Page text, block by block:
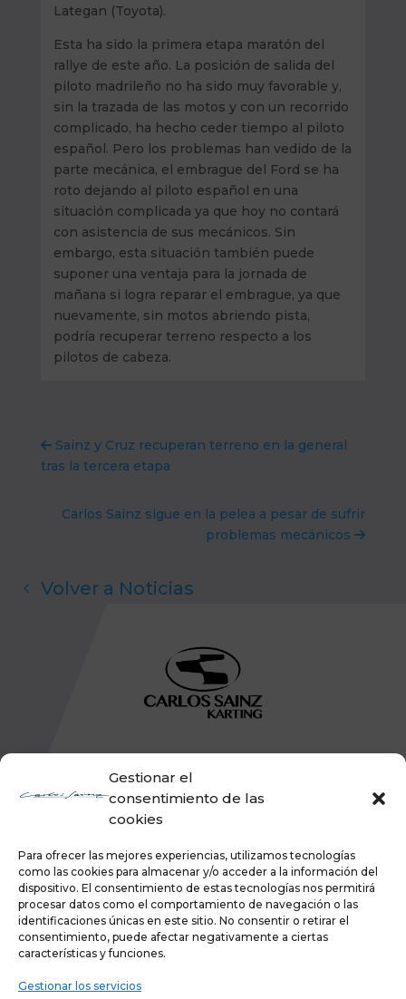
Gestionar el
consentimiento de las
cookies
Para ofrecer las mejores experiencias, utilizamos tecnologías
como las cookies para almacenar y/o acceder a la información del
dispositivo. El consentimiento de estas tecnologías nos permitirá
procesar datos como el comportamiento de navegación o las
identificaciones únicas en este sitio. No consentir o retirar el
consentimiento, puede afectar negativamente a ciertas
características y funciones.
Gestionar los servicios
Lategan (Toyota).
Esta ha sido la primera etapa maratón del
rallye de este año. La posición de salida del
piloto madrileño no ha sido muy favorable y,
sin la trazada de las motos y con un recorrido
complicado, ha hecho ceder tiempo al piloto
español. Pero los problemas han vedido de la
parte mecánica, el embrague del Ford se ha
roto dejando al piloto español en una
situación complicada ya que hoy no contará
con asistencia de sus mecánicos. Sin
embargo, esta situación también puede
suponer una ventaja para la jornada de
mañana si logra reparar el embrague, ya que
nuevamente, sin motos abriendo pista,
podría recuperar terreno respecto a los
pilotos de cabeza.
Sainz y Cruz recuperan terreno en la general
tras la tercera etapa
Carlos Sainz sigue en la pelea a pesar de sufrir
problemas mecánicos
Volver a Noticias